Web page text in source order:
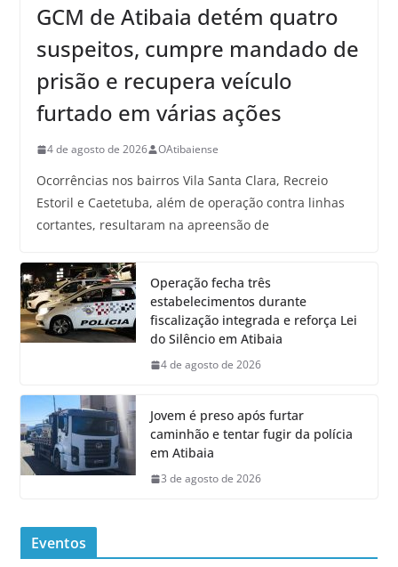
GCM de Atibaia detém quatro
suspeitos, cumpre mandado de
prisão e recupera veículo
furtado em várias ações
4 de agosto de 2026 OAtibaiense
Ocorrências nos bairros Vila Santa Clara, Recreio
Estoril e Caetetuba, além de operação contra linhas
cortantes, resultaram na apreensão de
Operação fecha três
estabelecimentos durante
fiscalização integrada e reforça Lei
do Silêncio em Atibaia
4 de agosto de 2026
Jovem é preso após furtar
caminhão e tentar fugir da polícia
em Atibaia
3 de agosto de 2026
Eventos